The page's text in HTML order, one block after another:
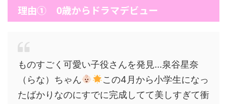
理由① 0歳からドラマデビュー
ものすごく可愛い子役さんを発見…泉谷星奈
（らな）ちゃん
この4月から小学生になっ
たばかりなのにすでに完成してて美しすぎて衝